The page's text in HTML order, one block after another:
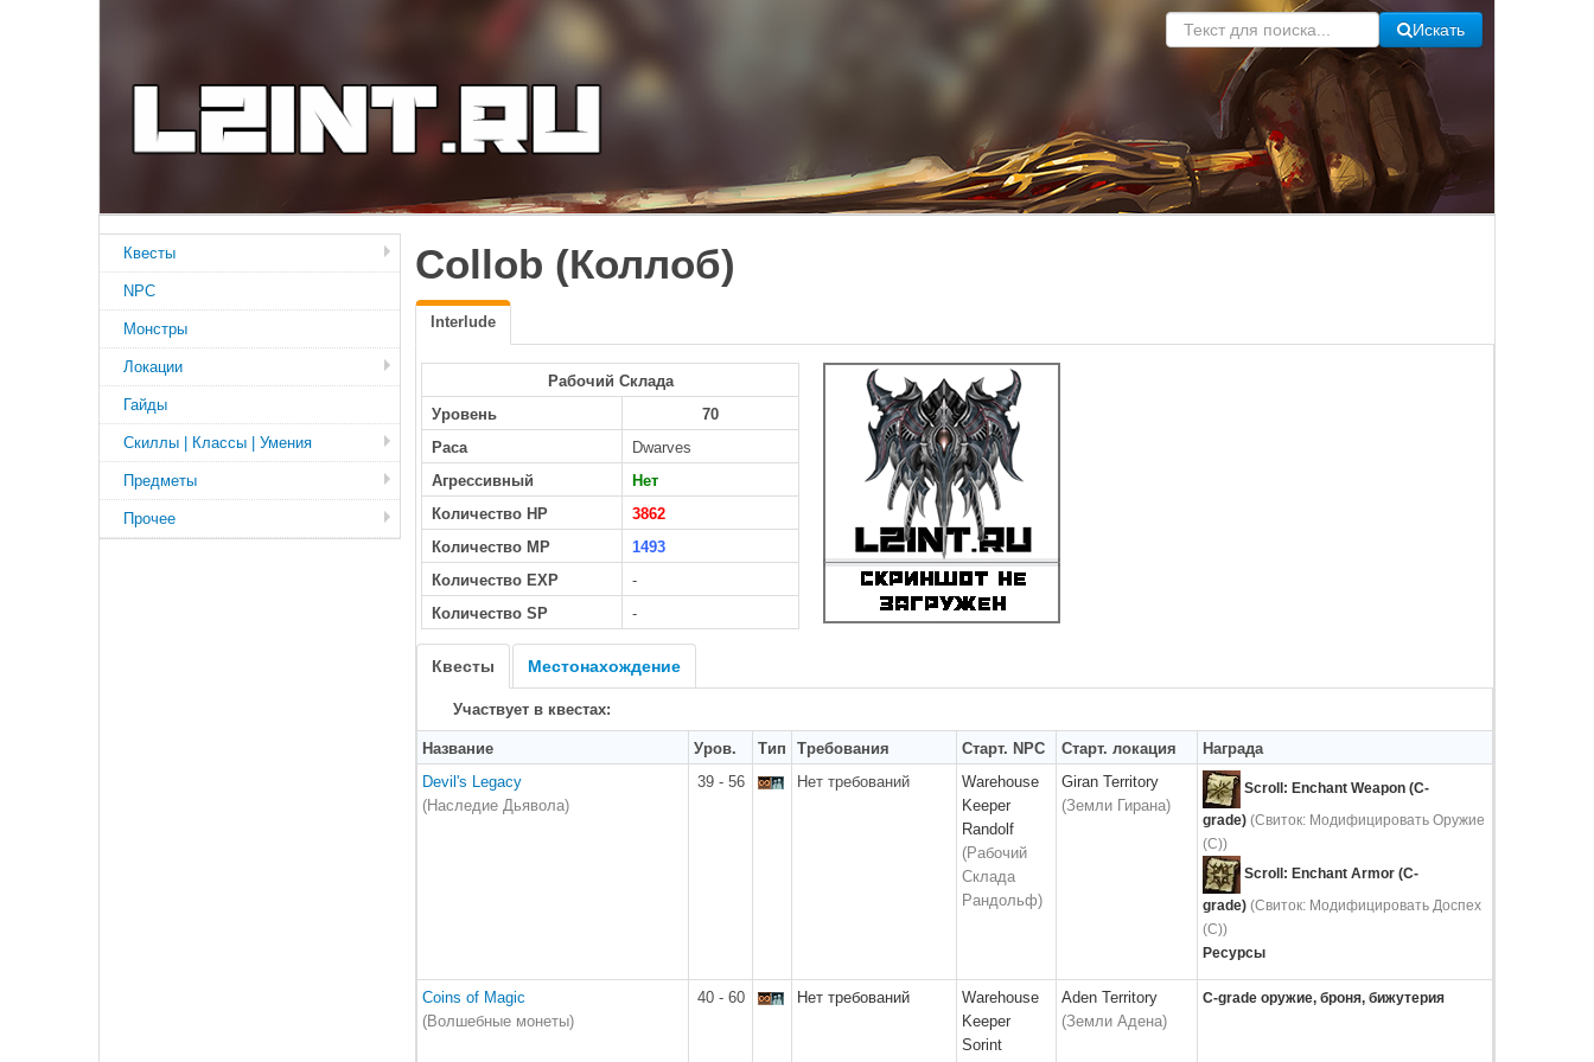
Искать
Collob (Коллоб)
Interlude
Рабочий Склада
Уровень
70
Раса
Dwarves
Агрессивный
Нет
Количество HP
3862
Количество MP
1493
Количество EXP
-
Количество SP
-
Квесты Местонахождение
Участвует в квестах:
Название Уров. Тип Требования Старт. NPC Старт. локация
Награда
Devil's Legacy
(Наследие Дьявола)
39 - 56 Нет требований
Warehouse
Keeper
Randolf
(Рабочий
Склада
Рандольф)
Giran Territory
(Земли Гирана)
Scroll: Enchant Weapon (C-
grade) (Свиток: Модифицировать Оружие
(С))
Scroll: Enchant Armor (C-
grade) (Свиток: Модифицировать Доспех
(С))
Ресурсы
Coins of Magic
(Волшебные монеты)
40 - 60 Нет требований
Warehouse
Keeper
Sorint
Aden Territory
(Земли Адена)
C-grade оружие, броня, бижутерия
Квесты
NPC
Монстры
Локации
Гайды
Скиллы | Классы | Умения
Предметы
Прочее